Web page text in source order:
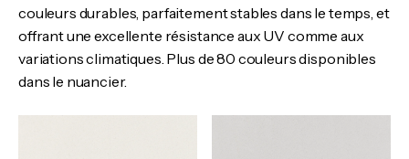
couleurs durables, parfaitement stables dans le temps, et
offrant une excellente résistance aux UV comme aux
variations climatiques. Plus de 80 couleurs disponibles
dans le nuancier.